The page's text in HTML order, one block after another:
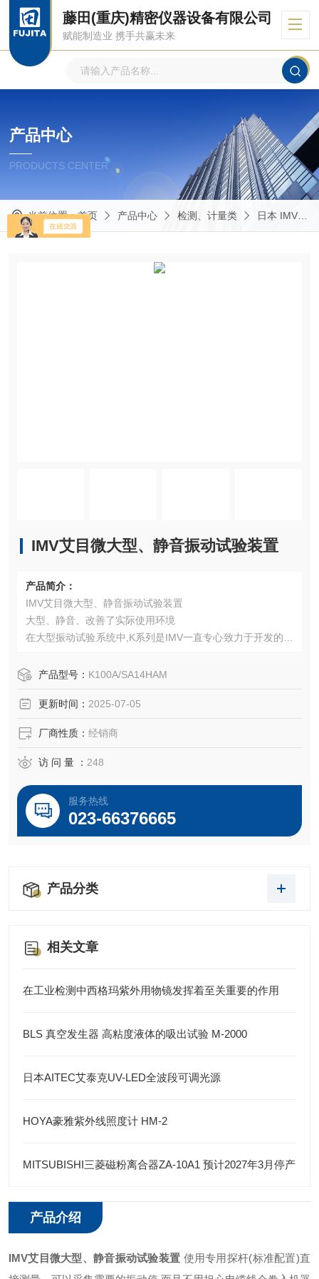
藤田(重庆)精密仪器设备有限公司
赋能制造业 携手共赢未来
产品中心
PRODUCTS CENTER
当前位置：首页 产品中心 检测、计量类 日本 IMV 艾目微
IMV艾目微大型、静音振动试验装置
产品简介：
IMV艾目微大型、静音振动试验装置
大型、静音、改善了实际使用环境
在大型振动试验系统中,K系列是IMV一直专心致力于开发的水
境。产品型号： K100A/SA14HAM
更新时间： 2025-07-05
厂商性质： 经销商
访 问 量 ： 248
服务热线
023-66376665
产品分类
相关文章
在工业检测中西格玛紫外用物镜发挥着至关重要的作用
BLS 真空发生器 高粘度液体的吸出试验 M-2000
日本AITEC艾泰克UV-LED全波段可调光源
HOYA豪雅紫外线照度计 HM-2
MITSUBISHI三菱磁粉离合器ZA-10A1 预计2027年3月停产
产品介绍
IMV艾目微大型、静音振动试验装置 使用专用探杆(标准配置)直